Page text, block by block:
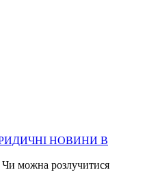
Чи можна розлучитися